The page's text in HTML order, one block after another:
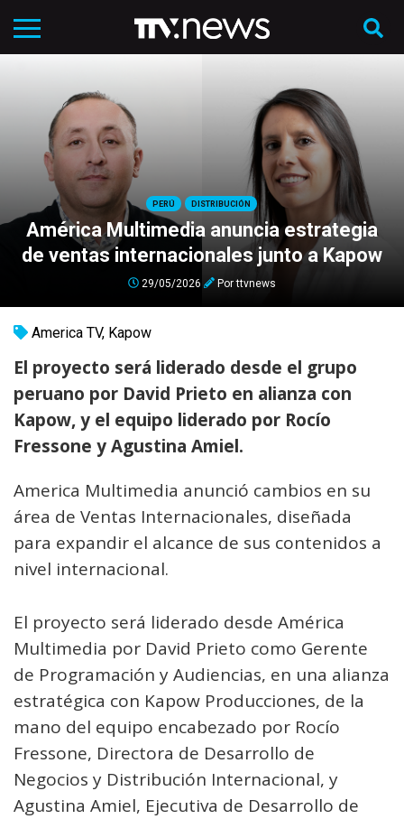
PERÚ DISTRIBUCIÓN
América Multimedia anuncia estrategia
de ventas internacionales junto a Kapow
29/05/2026 Porttvnews
America TV, Kapow
El proyecto será liderado desde el grupo
peruano por David Prieto en alianza con
Kapow, y el equipo liderado por Rocío
Fressone y Agustina Amiel.
America Multimedia anunció cambios en su
área de Ventas Internacionales, diseñada
para expandir el alcance de sus contenidos a
nivel internacional.
El proyecto será liderado desde América
Multimedia por David Prieto como Gerente
de Programación y Audiencias, en una alianza
estratégica con Kapow Producciones, de la
mano del equipo encabezado por Rocío
Fressone, Directora de Desarrollo de
Negocios y Distribución Internacional, y
Agustina Amiel, Ejecutiva de Desarrollo de